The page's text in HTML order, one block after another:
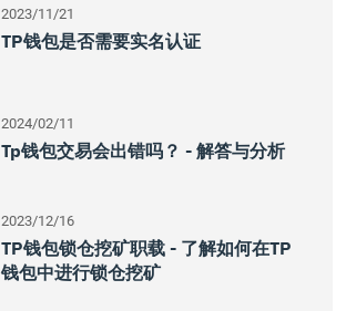
2023/11/21
TP钱包是否需要实名认证
2024/02/11
Tp钱包交易会出错吗？ - 解答与分析
2023/12/16
TP钱包锁仓挖矿职载 - 了解如何在TP
钱包中进行锁仓挖矿